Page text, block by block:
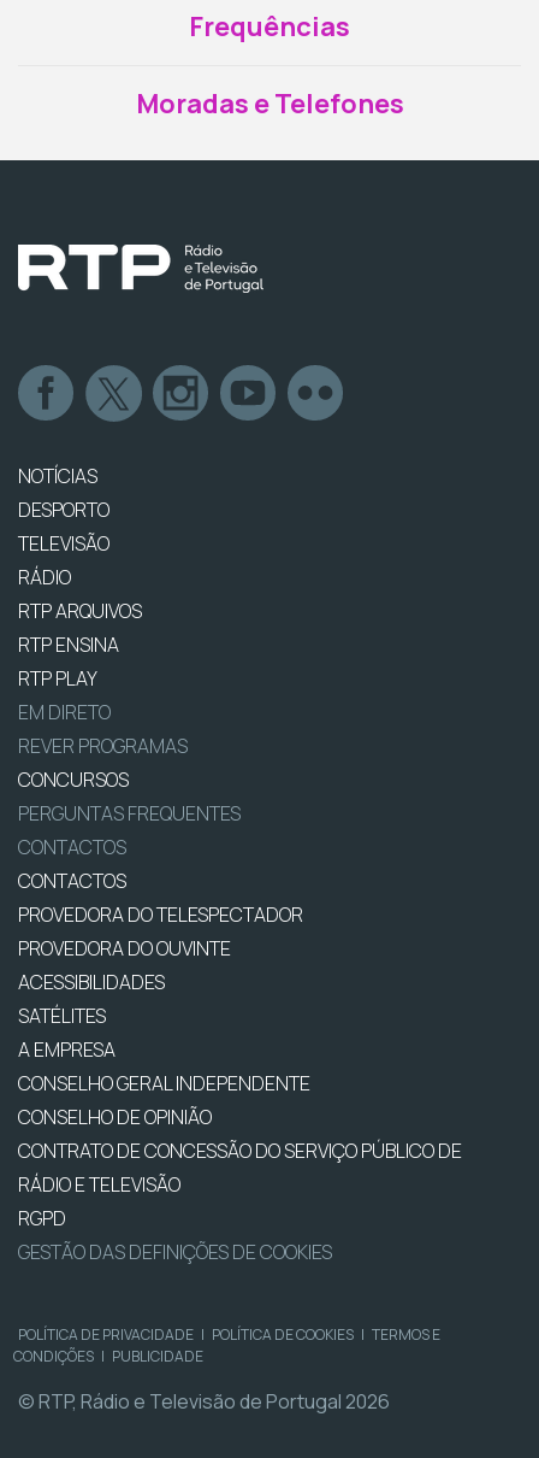
Frequências
Moradas e Telefones
NOTÍCIAS
DESPORTO
TELEVISÃO
RÁDIO
RTP ARQUIVOS
RTP ENSINA
RTP PLAY
EM DIRETO
REVER PROGRAMAS
CONCURSOS
PERGUNTAS FREQUENTES
CONTACTOS
CONTACTOS
PROVEDORA DO TELESPECTADOR
PROVEDORA DO OUVINTE
ACESSIBILIDADES
SATÉLITES
A EMPRESA
CONSELHO GERAL INDEPENDENTE
CONSELHO DE OPINIÃO
CONTRATO DE CONCESSÃO DO SERVIÇO PÚBLICO DE
RÁDIO E TELEVISÃO
RGPD
GESTÃO DAS DEFINIÇÕES DE COOKIES
POLÍTICA DE PRIVACIDADE | POLÍTICA DE COOKIES | TERMOS E
CONDIÇÕES | PUBLICIDADE
© RTP, Rádio e Televisão de Portugal 2026